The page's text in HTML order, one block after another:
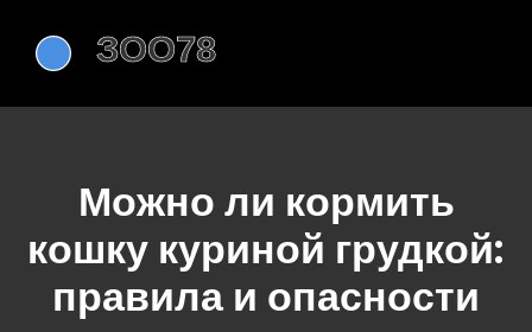
Можно ли кормить
кошку куриной грудкой:
правила и опасности